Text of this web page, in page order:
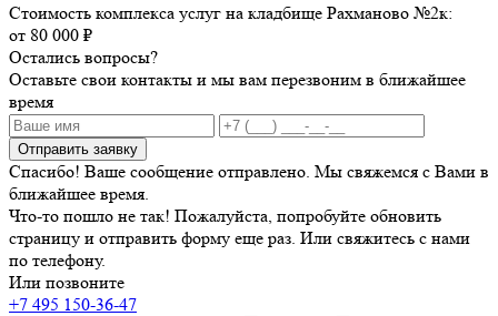
Стоимость комплекса услуг на кладбище Рахманово №2к:
от 80 000 ₽
Остались вопросы?
Оставьте свои контакты и мы вам перезвоним в ближайшее
время
Отправить заявку
Спасибо! Ваше сообщение отправлено. Мы свяжемся с Вами в
ближайшее время.
Что-то пошло не так! Пожалуйста, попробуйте обновить
страницу и отправить форму еще раз. Или свяжитесь с нами
по телефону.
Или позвоните
+7 495 150-36-47